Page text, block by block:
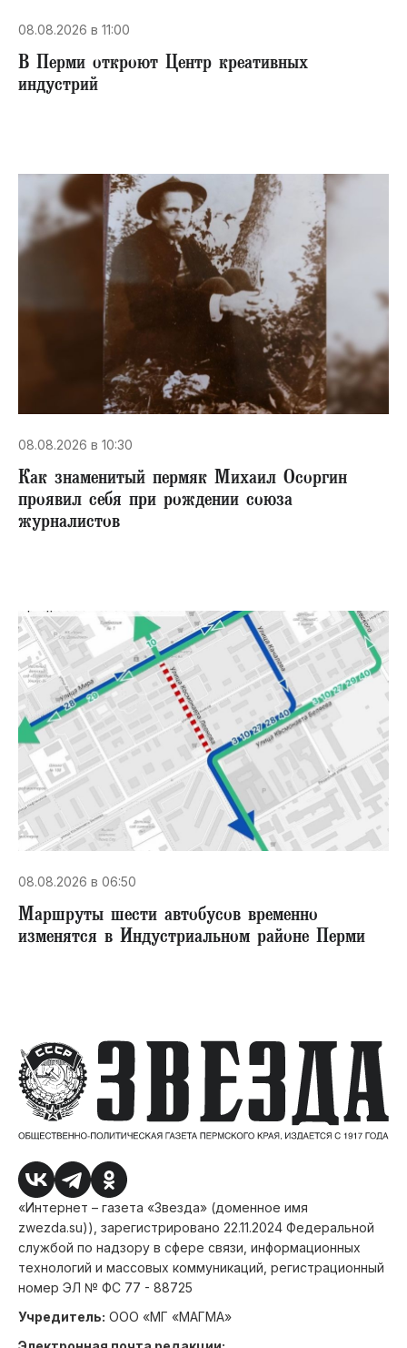
08.08.2026 в 11:00
В Перми откроют Центр креативных
индустрий
08.08.2026 в 10:30
​Как знаменитый пермяк Михаил Осоргин
проявил себя при рождении союза
журналистов
08.08.2026 в 06:50
Маршруты шести автобусов временно
изменятся в Индустриальном районе Перми
«Интернет – газета «Звезда» (доменное имя
zwezda.su)), зарегистрировано 22.11.2024 Федеральной
службой по надзору в сфере связи, информационных
технологий и массовых коммуникаций, регистрационный
номер ЭЛ № ФС 77 - 88725
Учредитель: ООО «МГ «МАГМА»